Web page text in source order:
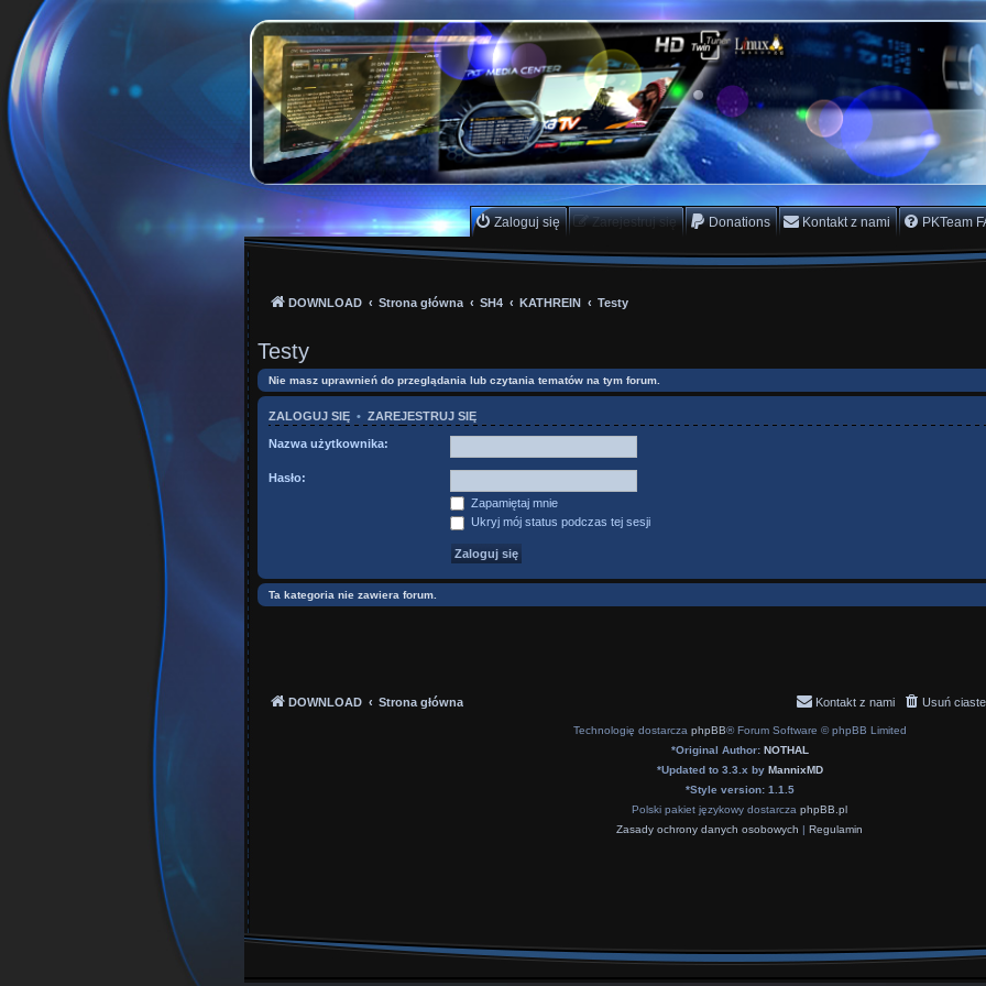
PKTeam - Polish Koders Team
Hyperion, Enigma, E2, PKT, listy kanałów, oscam
Zaloguj się Zarejestruj się Donations Kontakt z nami PKTeam
DOWNLOAD Strona główna SH4 KATHREIN Testy
Testy
Nie masz uprawnień do przeglądania lub czytania tematów na tym forum.
ZALOGUJ SIĘ • ZAREJESTRUJ SIĘ
Nazwa użytkownika:
Hasło:
Zapamiętaj mnie
Ukryj mój status podczas tej sesji
Ta kategoria nie zawiera forum.
DOWNLOAD Strona główna Usuń
Kontakt z nami
Technologię dostarcza phpBB® Forum Software © phpBB Limited
*Original Author: NOTHAL
*Updated to 3.3.x by MannixMD
*Style version: 1.1.5
Polski pakiet językowy dostarcza phpBB.pl
Zasady ochrony danych osobowych | Regulamin